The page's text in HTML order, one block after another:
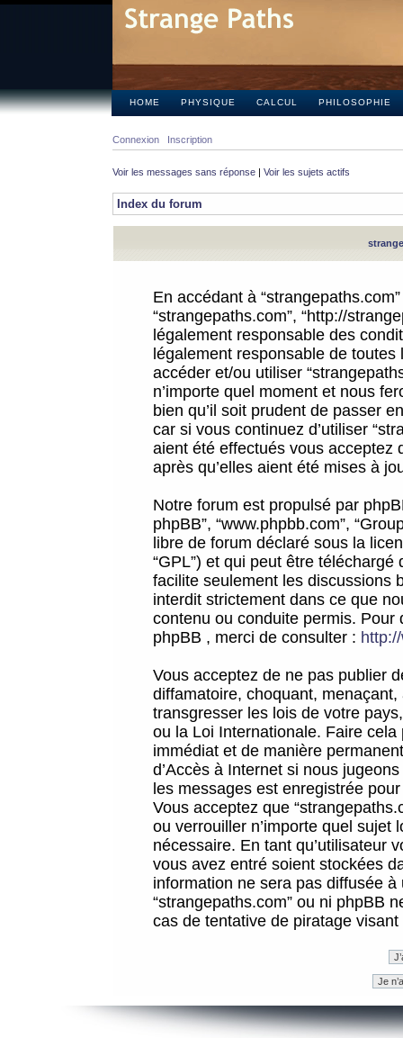
HOME PHYSIQUE CALCUL PHILOSOPHIE
Connexion Inscription
Voir les messages sans réponse | Voir les sujets actifs
Index du forum
En accédant à
“strangepaths.com”, “http://
légalement responsable des
légalement responsable de
accéder et/ou utiliser
n’importe quel moment et nous
bien qu’il soit prudent de passer
car si vous continuez d’utiliser
aient été effectués vous acceptez
après qu’elles aient été mises à
Notre forum est propulsé par
phpBB”, “www.phpbb.com”,
libre de forum déclaré sous la
“GPL”) et qui peut être téléchargé
facilite seulement les discussions
interdit strictement dans ce que
contenu ou conduite permis.
phpBB , merci de consulter :
Vous acceptez de ne pas publier
diffamatoire, choquant,
transgresser les lois de votre
ou la Loi Internationale. Faire
immédiat et de manière
d’Accès à Internet si nous
les messages est enregistrée
Vous acceptez que
ou verrouiller n’importe quel sujet
nécessaire. En tant qu’utilisateur
vous avez entré soient stockées
information ne sera pas diffusée
“strangepaths.com” ou ni phpBB
cas de tentative de piratage